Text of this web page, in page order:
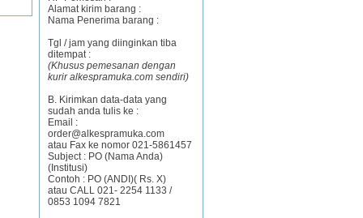
Alamat kirim barang :
Nama Penerima barang :
Tgl / jam yang diinginkan tiba
ditempat :
(Khusus pemesanan dengan
kurir alkespramuka.com sendiri)
B. Kirimkan data-data yang
sudah anda tulis ke :
Email :
order@alkespramuka.com
atau Fax ke nomor 021-5861457
Subject : PO (Nama Anda)
(Institusi)
Contoh : PO (ANDI)( Rs. X)
atau CALL 021- 2254 1133 /
0853 1094 7821